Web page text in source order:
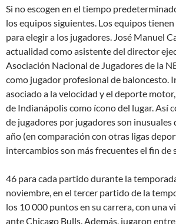
Si no escogen en el tiempo
los equipos siguientes. Los equipos
para elegir a los jugadores. José Manuel
actualidad como asistente del director
Asociación Nacional de Jugadores de la
como jugador profesional de baloncesto.
asociado a la velocidad y el deporte
de Indianápolis como ícono del lugar. Así
de jugadores por jugadores son inusuales
año (en comparación con otras ligas
intercambios son más frecuentes el fin de
46 para cada partido durante la
noviembre, en el tercer partido de la
los 10 000 puntos en su carrera, con una
ante Chicago Bulls. Además, jugaron